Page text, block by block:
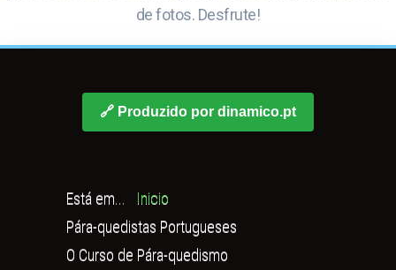
de fotos. Desfrute!
🔗 Produzido por dinamico.pt
Está em...
Inicio
Pára-quedistas Portugueses
O Curso de Pára-quedismo